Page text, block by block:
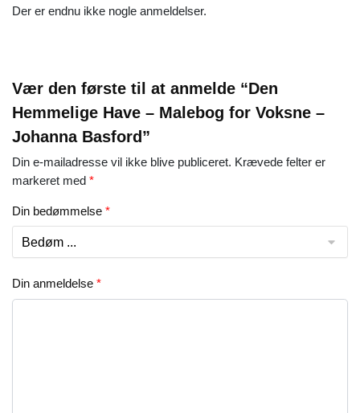
Der er endnu ikke nogle anmeldelser.
Vær den første til at anmelde “Den
Hemmelige Have – Malebog for Voksne –
Johanna Basford”
Din e-mailadresse vil ikke blive publiceret. Krævede felter er
markeret med *
Din bedømmelse *
Din anmeldelse *